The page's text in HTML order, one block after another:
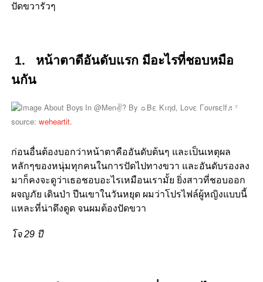
ปัดขวารัวๆ
1. หน้าตาดีอันดับแรก มีอะไรที่ชอบหมือ
นกัน
source: weheartit.
ก่อนอื่นต้องบอกว่าหน้าตาคืออันดับต้นๆ และเป็นเหตุผล
หลักๆของหนุ่มทุกคนในการปัดไปทางขวา และอันดับรองลง
มาก็คงจะดูว่าเธอชอบอะไรเหมือนเรามั้ย ยิ่งสาวที่ชอบออก
ผจญภัย เดินป่า ปีนเขาในวันหยุด ผมว่าโปรไฟล์ผู้หญิงแบบนี้
แหละที่น่าดึงดูด จนผมต้องปัดขวา
โจ 29 ปี